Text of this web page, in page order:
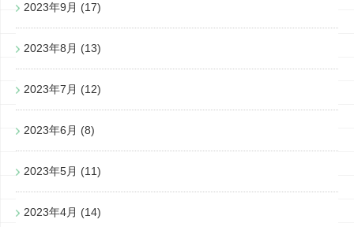
2023年9月 (17)
2023年8月 (13)
2023年7月 (12)
2023年6月 (8)
2023年5月 (11)
2023年4月 (14)